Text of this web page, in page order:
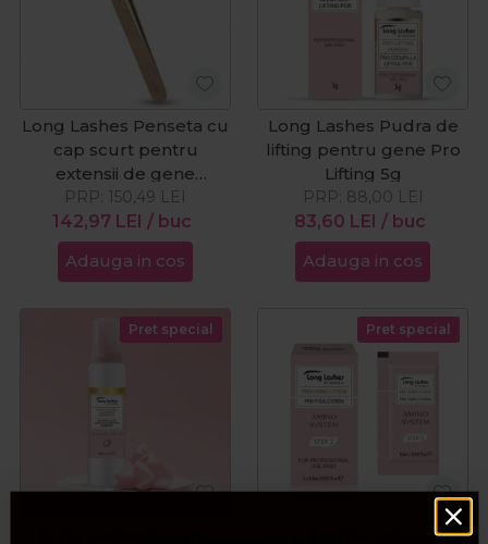
Long Lashes Penseta cu
cap scurt pentru
extensii de gene
Diamond Dust 11.5cm
142,97 LEI / buc
PRP: 150,49 LEI
Adauga in cos
Long Lashes Pudra de
lifting pentru gene Pro
Lifting 5g
83,60 LEI / buc
PRP: 88,00 LEI
Adauga in cos
Pret special Pret special
Long Lashes Lotiune de